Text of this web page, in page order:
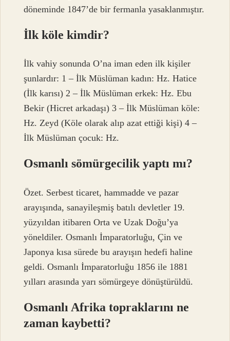
döneminde 1847’de bir fermanla yasaklanmıştır.
İlk köle kimdir?
İlk vahiy sonunda O’na iman eden ilk kişiler
şunlardır: 1 – İlk Müslüman kadın: Hz. Hatice
(İlk karısı) 2 – İlk Müslüman erkek: Hz. Ebu
Bekir (Hicret arkadaşı) 3 – İlk Müslüman köle:
Hz. Zeyd (Köle olarak alıp azat ettiği kişi) 4 –
İlk Müslüman çocuk: Hz.
Osmanlı sömürgecilik yaptı mı?
Özet. Serbest ticaret, hammadde ve pazar
arayışında, sanayileşmiş batılı devletler 19.
yüzyıldan itibaren Orta ve Uzak Doğu’ya
yöneldiler. Osmanlı İmparatorluğu, Çin ve
Japonya kısa sürede bu arayışın hedefi haline
geldi. Osmanlı İmparatorluğu 1856 ile 1881
yılları arasında yarı sömürgeye dönüştürüldü.
Osmanlı Afrika topraklarını ne
zaman kaybetti?